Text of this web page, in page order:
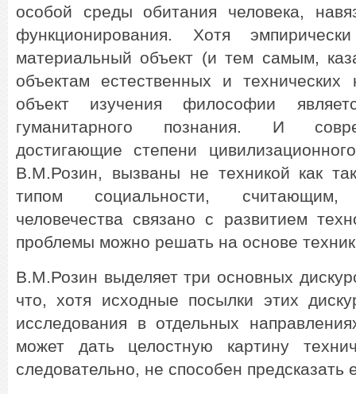
особой среды обитания человека,
функционирования. Хотя
материальный объект (и тем самым,
объектам естественных и технических
объект изучения философии
гуманитарного познания. И
достигающие степени
В.М.Розин, вызваны не техникой как
типом социальности, считающим,
человечества связано с развитием
проблемы можно решать на основе
В.М.Розин выделяет три основных
что, хотя исходные посылки этих
исследования в отдельных
может дать целостную картину
следовательно, не способен предсказать